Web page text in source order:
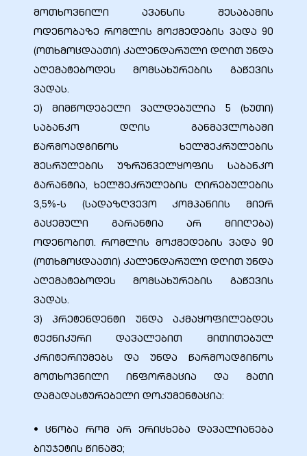
მოთხოვნილი ავანსის შესაბამის
ოდენობაზე რომლის მოქმედების ვადა 90
(ოთხმოცდაათი) კალენდარული დღით უნდა
აღემატებოდეს მომსახურების გაწევის
ვადას.
ე) მიმწოდებელი ვალდებულია 5 (ხუთი)
საბანკო დღის განმავლობაში
წარმოადგინოს ხელშეკრულების
შესრულების უზრუნველყოფის საბანკო
გარანტია, ხელშეკრულების ღირებულების
3,5%-ს (სადაზღვევო კომპანიის მიერ
გაცემული გარანტია არ მიიღება)
ოდენობით. რომლის მოქმედების ვადა 90
(ოთხმოცდაათი) კალენდარული დღით უნდა
აღემატებოდეს მომსახურების გაწევის
ვადას.
ვ) პრეტენდენტი უნდა აკმაყოფილებდეს
ტექნიკური დავალებით მითითებულ
კრიტერიუმებს და უნდა წარმოადგინოს
მოთხოვნილი ინფორმაცია და მათი
დამადასტურებელი დოკუმენტაცია:
• ცნობა რომ არ ერიცხება დავალიანება
ბიუჯეტის წინაშე;